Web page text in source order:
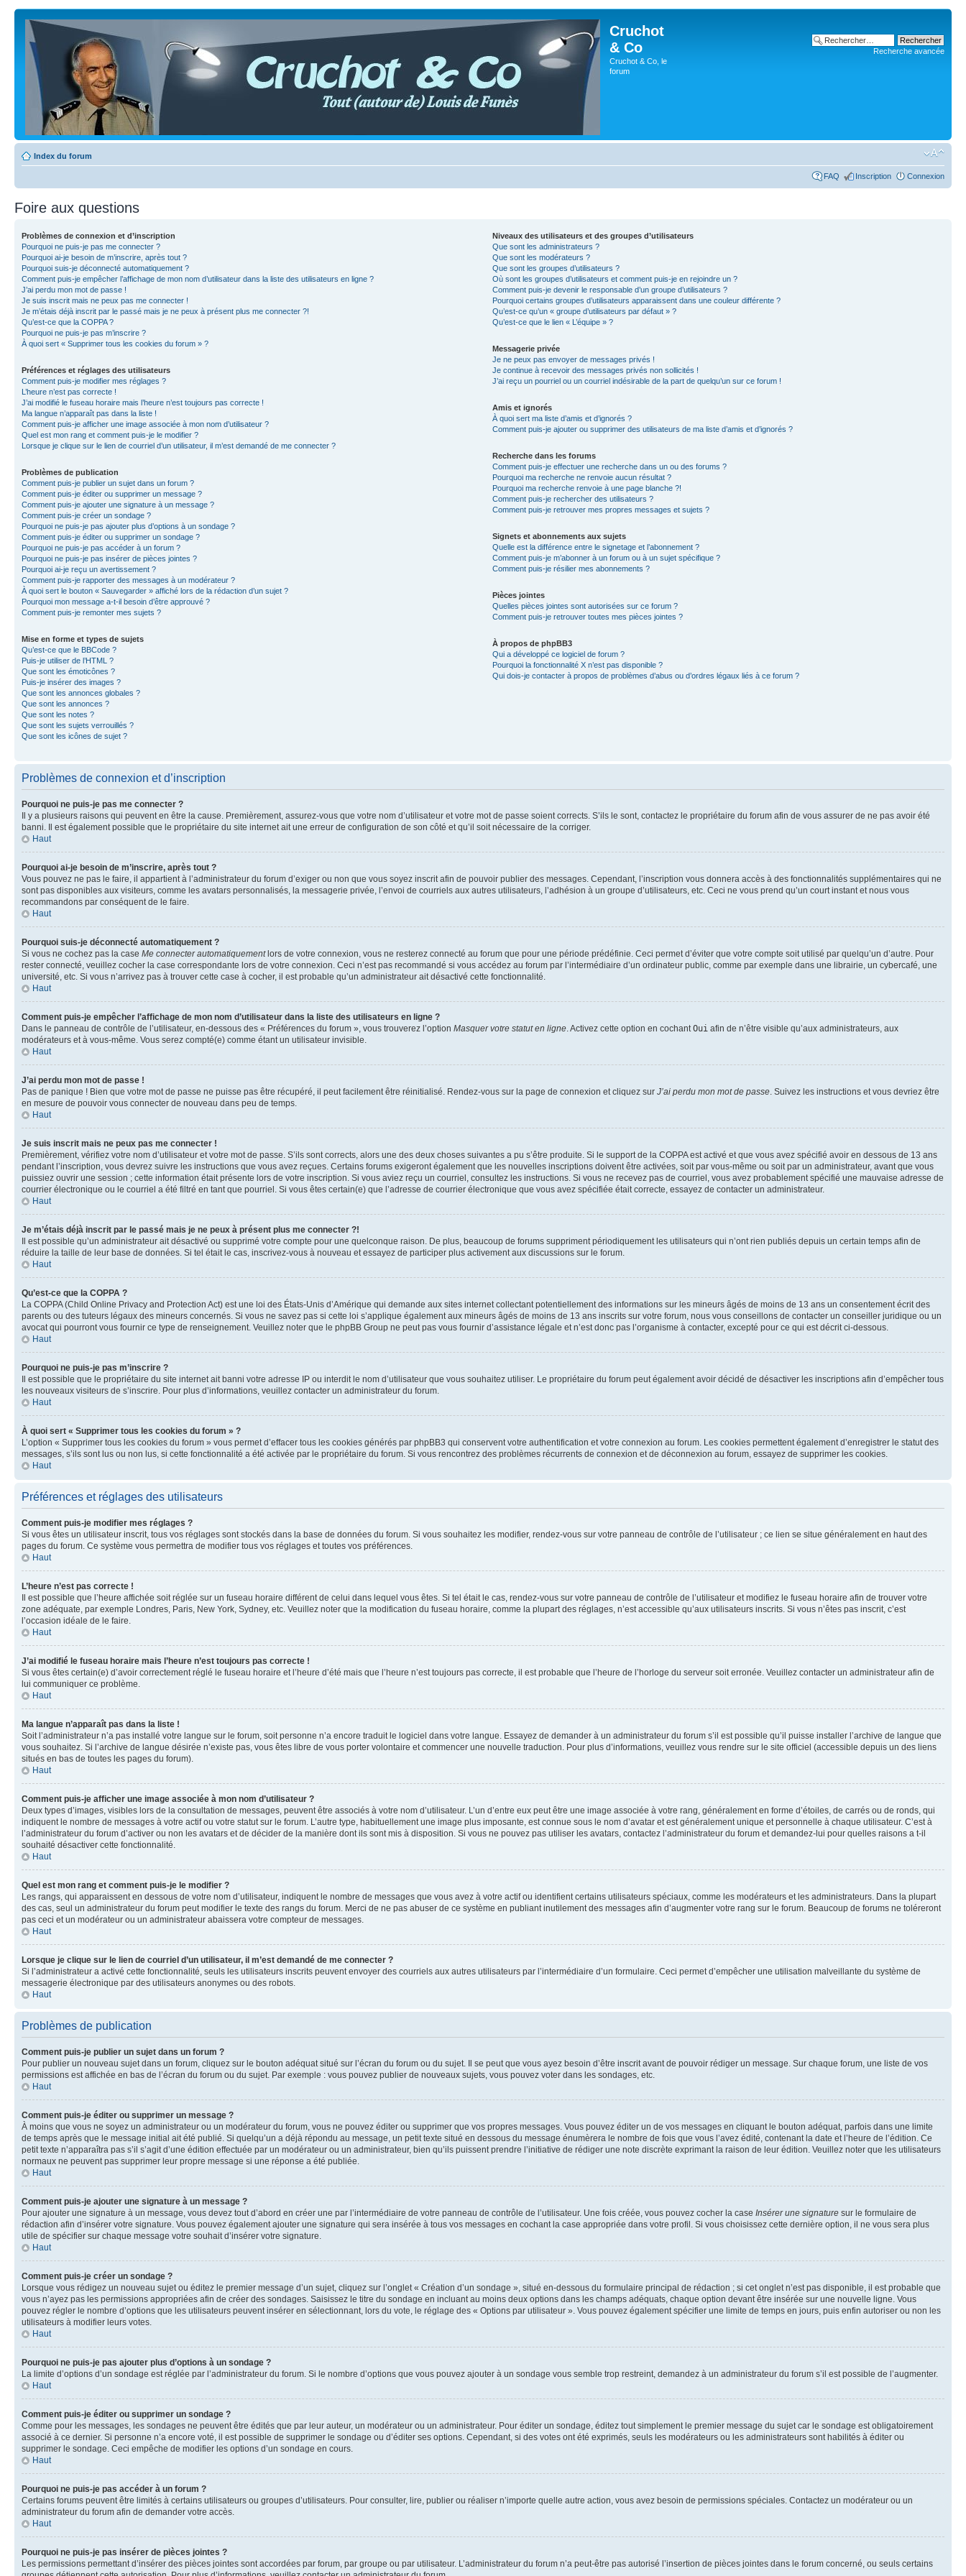
Cruchot
& Co
Cruchot & Co, le
forum
Recherche avancée
Index du forum
FAQ Inscription Connexion
Foire aux questions
Problèmes de connexion et d’inscription
Pourquoi ne puis-je pas me connecter ?
Pourquoi ai-je besoin de m’inscrire, après tout ?
Pourquoi suis-je déconnecté automatiquement ?
Comment puis-je empêcher l’affichage de mon nom d’utilisateur dans la liste des utilisateurs en ligne ?
J’ai perdu mon mot de passe !
Je suis inscrit mais ne peux pas me connecter !
Je m’étais déjà inscrit par le passé mais je ne peux à présent plus me connecter ?!
Qu’est-ce que la COPPA ?
Pourquoi ne puis-je pas m’inscrire ?
À quoi sert « Supprimer tous les cookies du forum » ?
Préférences et réglages des utilisateurs
Comment puis-je modifier mes réglages ?
L’heure n’est pas correcte !
J’ai modifié le fuseau horaire mais l’heure n’est toujours pas correcte !
Ma langue n’apparaît pas dans la liste !
Comment puis-je afficher une image associée à mon nom d’utilisateur ?
Quel est mon rang et comment puis-je le modifier ?
Lorsque je clique sur le lien de courriel d’un utilisateur, il m’est demandé de me connecter ?
Problèmes de publication
Comment puis-je publier un sujet dans un forum ?
Comment puis-je éditer ou supprimer un message ?
Comment puis-je ajouter une signature à un message ?
Comment puis-je créer un sondage ?
Pourquoi ne puis-je pas ajouter plus d’options à un sondage ?
Comment puis-je éditer ou supprimer un sondage ?
Pourquoi ne puis-je pas accéder à un forum ?
Pourquoi ne puis-je pas insérer de pièces jointes ?
Pourquoi ai-je reçu un avertissement ?
Comment puis-je rapporter des messages à un modérateur ?
À quoi sert le bouton « Sauvegarder » affiché lors de la rédaction d’un sujet ?
Pourquoi mon message a-t-il besoin d’être approuvé ?
Comment puis-je remonter mes sujets ?
Mise en forme et types de sujets
Qu’est-ce que le BBCode ?
Puis-je utiliser de l’HTML ?
Que sont les émoticônes ?
Puis-je insérer des images ?
Que sont les annonces globales ?
Que sont les annonces ?
Que sont les notes ?
Que sont les sujets verrouillés ?
Que sont les icônes de sujet ?
Niveaux des utilisateurs et des groupes d’utilisateurs
Que sont les administrateurs ?
Que sont les modérateurs ?
Que sont les groupes d’utilisateurs ?
Où sont les groupes d’utilisateurs et comment puis-je en rejoindre un ?
Comment puis-je devenir le responsable d’un groupe d’utilisateurs ?
Pourquoi certains groupes d’utilisateurs apparaissent dans une couleur différente ?
Qu’est-ce qu’un « groupe d’utilisateurs par défaut » ?
Qu’est-ce que le lien « L’équipe » ?
Messagerie privée
Je ne peux pas envoyer de messages privés !
Je continue à recevoir des messages privés non sollicités !
J’ai reçu un pourriel ou un courriel indésirable de la part de quelqu’un sur ce forum !
Amis et ignorés
À quoi sert ma liste d’amis et d’ignorés ?
Comment puis-je ajouter ou supprimer des utilisateurs de ma liste d’amis et d’ignorés ?
Recherche dans les forums
Comment puis-je effectuer une recherche dans un ou des forums ?
Pourquoi ma recherche ne renvoie aucun résultat ?
Pourquoi ma recherche renvoie à une page blanche ?!
Comment puis-je rechercher des utilisateurs ?
Comment puis-je retrouver mes propres messages et sujets ?
Signets et abonnements aux sujets
Quelle est la différence entre le signetage et l’abonnement ?
Comment puis-je m’abonner à un forum ou à un sujet spécifique ?
Comment puis-je résilier mes abonnements ?
Pièces jointes
Quelles pièces jointes sont autorisées sur ce forum ?
Comment puis-je retrouver toutes mes pièces jointes ?
À propos de phpBB3
Qui a développé ce logiciel de forum ?
Pourquoi la fonctionnalité X n’est pas disponible ?
Qui dois-je contacter à propos de problèmes d’abus ou d’ordres légaux liés à ce forum ?
Problèmes de connexion et d’inscription
Pourquoi ne puis-je pas me connecter ?
Il y a plusieurs raisons qui peuvent en être la cause. Premièrement, assurez-vous que votre nom d’utilisateur et votre mot de passe soient corrects. S’ils le sont, contactez le propriétaire du forum afin de vous assurer de ne pas avoir été
banni. Il est également possible que le propriétaire du site internet ait une erreur de configuration de son côté et qu’il soit nécessaire de la corriger.
Haut
Pourquoi ai-je besoin de m’inscrire, après tout ?
Vous pouvez ne pas le faire, il appartient à l’administrateur du forum d’exiger ou non que vous soyez inscrit afin de pouvoir publier des messages. Cependant, l’inscription vous donnera accès à des fonctionnalités supplémentaires qui ne
sont pas disponibles aux visiteurs, comme les avatars personnalisés, la messagerie privée, l’envoi de courriels aux autres utilisateurs, l’adhésion à un groupe d’utilisateurs, etc. Ceci ne vous prend qu’un court instant et nous vous
recommandons par conséquent de le faire.
Haut
Pourquoi suis-je déconnecté automatiquement ?
Si vous ne cochez pas la case Me connecter automatiquementlors de votre connexion, vous ne resterez connecté au forum que pour une période prédéfinie. Ceci permet d’éviter que votre compte soit utilisé par quelqu’un d’autre. Pour
rester connecté, veuillez cocher la case correspondante lors de votre connexion. Ceci n’est pas recommandé si vous accédez au forum par l’intermédiaire d’un ordinateur public, comme par exemple dans une librairie, un cybercafé, une
université, etc. Si vous n’arrivez pas à trouver cette case à cocher, il est probable qu’un administrateur ait désactivé cette fonctionnalité.
Haut
Comment puis-je empêcher l’affichage de mon nom d’utilisateur dans la liste des utilisateurs en ligne ?
Dans le panneau de contrôle de l’utilisateur, en-dessous des « Préférences du forum », vous trouverez l’option Masquer votre statut en ligne. Activez cette option en cochantOui afin de n’être visible qu’aux administrateurs, aux
modérateurs et à vous-même. Vous serez compté(e) comme étant un utilisateur invisible.
Haut
J’ai perdu mon mot de passe !
Pas de panique ! Bien que votre mot de passe ne puisse pas être récupéré, il peut facilement être réinitialisé. Rendez-vous sur la page de connexion et cliquez sur J’ai perdu mon mot de passe. Suivez les instructions et vous devriez être
en mesure de pouvoir vous connecter de nouveau dans peu de temps.
Haut
Je suis inscrit mais ne peux pas me connecter !
Premièrement, vérifiez votre nom d’utilisateur et votre mot de passe. S’ils sont corrects, alors une des deux choses suivantes a pu s’être produite. Si le support de la COPPA est activé et que vous avez spécifié avoir en dessous de 13 ans
pendant l’inscription, vous devrez suivre les instructions que vous avez reçues. Certains forums exigeront également que les nouvelles inscriptions doivent être activées, soit par vous-même ou soit par un administrateur, avant que vous
puissiez ouvrir une session ; cette information était présente lors de votre inscription. Si vous aviez reçu un courriel, consultez les instructions. Si vous ne recevez pas de courriel, vous avez probablement spécifié une mauvaise adresse de
courrier électronique ou le courriel a été filtré en tant que pourriel. Si vous êtes certain(e) que l’adresse de courrier électronique que vous avez spécifiée était correcte, essayez de contacter un administrateur.
Haut
Je m’étais déjà inscrit par le passé mais je ne peux à présent plus me connecter ?!
Il est possible qu’un administrateur ait désactivé ou supprimé votre compte pour une quelconque raison. De plus, beaucoup de forums suppriment périodiquement les utilisateurs qui n’ont rien publiés depuis un certain temps afin de
réduire la taille de leur base de données. Si tel était le cas, inscrivez-vous à nouveau et essayez de participer plus activement aux discussions sur le forum.
Haut
Qu’est-ce que la COPPA ?
La COPPA (Child Online Privacy and Protection Act) est une loi des États-Unis d’Amérique qui demande aux sites internet collectant potentiellement des informations sur les mineurs âgés de moins de 13 ans un consentement écrit des
parents ou des tuteurs légaux des mineurs concernés. Si vous ne savez pas si cette loi s’applique également aux mineurs âgés de moins de 13 ans inscrits sur votre forum, nous vous conseillons de contacter un conseiller juridique ou un
avocat qui pourront vous fournir ce type de renseignement. Veuillez noter que le phpBB Group ne peut pas vous fournir d’assistance légale et n’est donc pas l’organisme à contacter, excepté pour ce qui est décrit ci-dessous.
Haut
Pourquoi ne puis-je pas m’inscrire ?
Il est possible que le propriétaire du site internet ait banni votre adresse IP ou interdit le nom d’utilisateur que vous souhaitez utiliser. Le propriétaire du forum peut également avoir décidé de désactiver les inscriptions afin d’empêcher tous
les nouveaux visiteurs de s’inscrire. Pour plus d’informations, veuillez contacter un administrateur du forum.
Haut
À quoi sert « Supprimer tous les cookies du forum » ?
L’option « Supprimer tous les cookies du forum » vous permet d’effacer tous les cookies générés par phpBB3 qui conservent votre authentification et votre connexion au forum. Les cookies permettent également d’enregistrer le statut des
messages, s’ils sont lus ou non lus, si cette fonctionnalité a été activée par le propriétaire du forum. Si vous rencontrez des problèmes récurrents de connexion et de déconnexion au forum, essayez de supprimer les cookies.
Haut
Préférences et réglages des utilisateurs
Comment puis-je modifier mes réglages ?
Si vous êtes un utilisateur inscrit, tous vos réglages sont stockés dans la base de données du forum. Si vous souhaitez les modifier, rendez-vous sur votre panneau de contrôle de l’utilisateur ; ce lien se situe généralement en haut des
pages du forum. Ce système vous permettra de modifier tous vos réglages et toutes vos préférences.
Haut
L’heure n’est pas correcte !
Il est possible que l’heure affichée soit réglée sur un fuseau horaire différent de celui dans lequel vous êtes. Si tel était le cas, rendez-vous sur votre panneau de contrôle de l’utilisateur et modifiez le fuseau horaire afin de trouver votre
zone adéquate, par exemple Londres, Paris, New York, Sydney, etc. Veuillez noter que la modification du fuseau horaire, comme la plupart des réglages, n’est accessible qu’aux utilisateurs inscrits. Si vous n’êtes pas inscrit, c’est
l’occasion idéale de le faire.
Haut
J’ai modifié le fuseau horaire mais l’heure n’est toujours pas correcte !
Si vous êtes certain(e) d’avoir correctement réglé le fuseau horaire et l’heure d’été mais que l’heure n’est toujours pas correcte, il est probable que l’heure de l’horloge du serveur soit erronée. Veuillez contacter un administrateur afin de
lui communiquer ce problème.
Haut
Ma langue n’apparaît pas dans la liste !
Soit l’administrateur n’a pas installé votre langue sur le forum, soit personne n’a encore traduit le logiciel dans votre langue. Essayez de demander à un administrateur du forum s’il est possible qu’il puisse installer l’archive de langue que
vous souhaitez. Si l’archive de langue désirée n’existe pas, vous êtes libre de vous porter volontaire et commencer une nouvelle traduction. Pour plus d’informations, veuillez vous rendre sur le site officiel (accessible depuis un des liens
situés en bas de toutes les pages du forum).
Haut
Comment puis-je afficher une image associée à mon nom d’utilisateur ?
Deux types d’images, visibles lors de la consultation de messages, peuvent être associés à votre nom d’utilisateur. L’un d’entre eux peut être une image associée à votre rang, généralement en forme d’étoiles, de carrés ou de ronds, qui
indiquent le nombre de messages à votre actif ou votre statut sur le forum. L’autre type, habituellement une image plus imposante, est connue sous le nom d’avatar et est généralement unique et personnelle à chaque utilisateur. C’est à
l’administrateur du forum d’activer ou non les avatars et de décider de la manière dont ils sont mis à disposition. Si vous ne pouvez pas utiliser les avatars, contactez l’administrateur du forum et demandez-lui pour quelles raisons a t-il
souhaité désactiver cette fonctionnalité.
Haut
Quel est mon rang et comment puis-je le modifier ?
Les rangs, qui apparaissent en dessous de votre nom d’utilisateur, indiquent le nombre de messages que vous avez à votre actif ou identifient certains utilisateurs spéciaux, comme les modérateurs et les administrateurs. Dans la plupart
des cas, seul un administrateur du forum peut modifier le texte des rangs du forum. Merci de ne pas abuser de ce système en publiant inutilement des messages afin d’augmenter votre rang sur le forum. Beaucoup de forums ne toléreront
pas ceci et un modérateur ou un administrateur abaissera votre compteur de messages.
Haut
Lorsque je clique sur le lien de courriel d’un utilisateur, il m’est demandé de me connecter ?
Si l’administrateur a activé cette fonctionnalité, seuls les utilisateurs inscrits peuvent envoyer des courriels aux autres utilisateurs par l’intermédiaire d’un formulaire. Ceci permet d’empêcher une utilisation malveillante du système de
messagerie électronique par des utilisateurs anonymes ou des robots.
Haut
Problèmes de publication
Comment puis-je publier un sujet dans un forum ?
Pour publier un nouveau sujet dans un forum, cliquez sur le bouton adéquat situé sur l’écran du forum ou du sujet. Il se peut que vous ayez besoin d’être inscrit avant de pouvoir rédiger un message. Sur chaque forum, une liste de vos
permissions est affichée en bas de l’écran du forum ou du sujet. Par exemple : vous pouvez publier de nouveaux sujets, vous pouvez voter dans les sondages, etc.
Haut
Comment puis-je éditer ou supprimer un message ?
À moins que vous ne soyez un administrateur ou un modérateur du forum, vous ne pouvez éditer ou supprimer que vos propres messages. Vous pouvez éditer un de vos messages en cliquant le bouton adéquat, parfois dans une limite
de temps après que le message initial ait été publié. Si quelqu’un a déjà répondu au message, un petit texte situé en dessous du message énumèrera le nombre de fois que vous l’avez édité, contenant la date et l’heure de l’édition. Ce
petit texte n’apparaîtra pas s’il s’agit d’une édition effectuée par un modérateur ou un administrateur, bien qu’ils puissent prendre l’initiative de rédiger une note discrète exprimant la raison de leur édition. Veuillez noter que les utilisateurs
normaux ne peuvent pas supprimer leur propre message si une réponse a été publiée.
Haut
Comment puis-je ajouter une signature à un message ?
Pour ajouter une signature à un message, vous devez tout d’abord en créer une par l’intermédiaire de votre panneau de contrôle de l’utilisateur. Une fois créée, vous pouvez cocher la case Insérer une signature sur le formulaire de
rédaction afin d’insérer votre signature. Vous pouvez également ajouter une signature qui sera insérée à tous vos messages en cochant la case appropriée dans votre profil. Si vous choisissez cette dernière option, il ne vous sera plus
utile de spécifier sur chaque message votre souhait d’insérer votre signature.
Haut
Comment puis-je créer un sondage ?
Lorsque vous rédigez un nouveau sujet ou éditez le premier message d’un sujet, cliquez sur l’onglet « Création d’un sondage », situé en-dessous du formulaire principal de rédaction ; si cet onglet n’est pas disponible, il est probable que
vous n’ayez pas les permissions appropriées afin de créer des sondages. Saisissez le titre du sondage en incluant au moins deux options dans les champs adéquats, chaque option devant être insérée sur une nouvelle ligne. Vous
pouvez régler le nombre d’options que les utilisateurs peuvent insérer en sélectionnant, lors du vote, le réglage des « Options par utilisateur ». Vous pouvez également spécifier une limite de temps en jours, puis enfin autoriser ou non les
utilisateurs à modifier leurs votes.
Haut
Pourquoi ne puis-je pas ajouter plus d’options à un sondage ?
La limite d’options d’un sondage est réglée par l’administrateur du forum. Si le nombre d’options que vous pouvez ajouter à un sondage vous semble trop restreint, demandez à un administrateur du forum s’il est possible de l’augmenter.
Haut
Comment puis-je éditer ou supprimer un sondage ?
Comme pour les messages, les sondages ne peuvent être édités que par leur auteur, un modérateur ou un administrateur. Pour éditer un sondage, éditez tout simplement le premier message du sujet car le sondage est obligatoirement
associé à ce dernier. Si personne n’a encore voté, il est possible de supprimer le sondage ou d’éditer ses options. Cependant, si des votes ont été exprimés, seuls les modérateurs ou les administrateurs sont habilités à éditer ou
supprimer le sondage. Ceci empêche de modifier les options d’un sondage en cours.
Haut
Pourquoi ne puis-je pas accéder à un forum ?
Certains forums peuvent être limités à certains utilisateurs ou groupes d’utilisateurs. Pour consulter, lire, publier ou réaliser n’importe quelle autre action, vous avez besoin de permissions spéciales. Contactez un modérateur ou un
administrateur du forum afin de demander votre accès.
Haut
Pourquoi ne puis-je pas insérer de pièces jointes ?
Les permissions permettant d’insérer des pièces jointes sont accordées par forum, par groupe ou par utilisateur. L’administrateur du forum n’a peut-être pas autorisé l’insertion de pièces jointes dans le forum concerné, ou seuls certains